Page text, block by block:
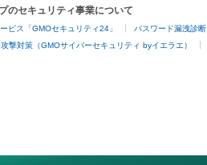
のセキュリティ事業について
ビス「GMOセキュリティ24」 パスワード漏洩診断
撃対策（GMOサイバーセキュリティ byイエラエ）